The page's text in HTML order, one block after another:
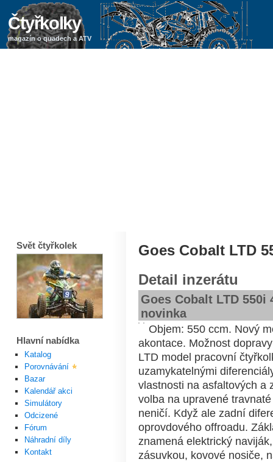
Čtyřkolky
magazín o quadech a ATV
Goes Cobalt LTD
Detail inzerátu
Goes Cobalt LTD 550i
novinka
Objem: 550 ccm. Nový
akontace. Možnost
LTD model pracovní
uzamykatelnými
vlastnosti na asfaltových a
volba na upravené
neničí. Když ale zadní
oprovdového offroadu.
znamená elektrický
zásuvkou, kovové nosiče,
Svět čtyřkolek
Hlavní nabídka
Katalog
Porovnávání
Bazar
Kalendář akci
Simulátory
Odcizené
Fórum
Náhradní díly
Kontakt